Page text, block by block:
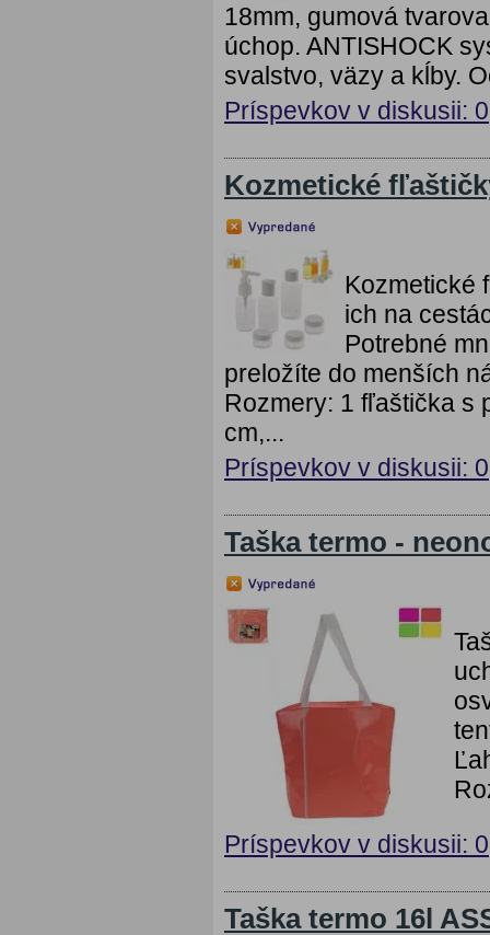
18mm, gumová
úchop. ANTISHOCK
svalstvo, väzy a kĺby.
Príspevkov v diskusii: 0
Kozmetické
Kozmetické
ich na
Potrebné
preložíte do menších
Rozmery: 1 fľaštička s
cm,...
Príspevkov v diskusii: 0
Taška termo -
Príspevkov v diskusii: 0
Taška termo 16l